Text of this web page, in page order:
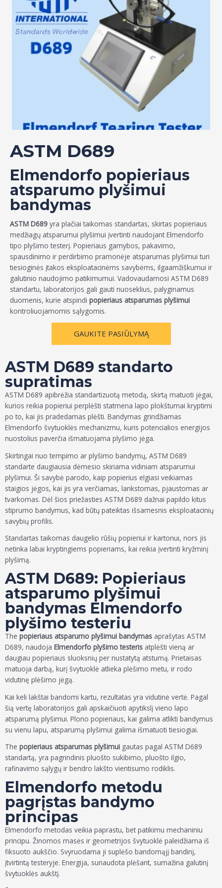
ASTM D689
Elmendorfo popieriaus
atsparumo plyšimui
bandymas
ASTM D689 yra plačiai taikomas standartas, skirtas popieriaus
medžiagų atsparumui plyšimui įvertinti naudojant Elmendorfo
tipo plyšimo testerį. Popieriaus gamybos, pakavimo,
spausdinimo ir perdirbimo pramonėje atsparumas plyšimui turi
tiesioginės įtakos eksploatacinėms savybėms, ilgaamžiškumui ir
galutinio naudojimo patikimumui. Vadovaudamosi ASTM D689
standartu, laboratorijos gali gauti nuoseklius, palyginamus
duomenis, kurie atspindi popieriaus atsparumas plyšimui
kontroliuojamomis sąlygomis.
GAUKITE PASIŪLYMĄ
ASTM D689 standarto
supratimas
ASTM D689 apibrėžia standartizuotą metodą, skirtą matuoti jėgai,
kurios reikia popieriui perplėšti statmena lapo plokštumai kryptimi
po to, kai jis pradedamas plėšti. Bandymas grindžiamas
Elmendorfo švytuoklės mechanizmu, kuris potencialios energijos
nuostolius paverčia išmatuojama plyšimo jėga.
Skirtingai nuo tempimo ar plyšimo bandymų, ASTM D689
standarte daugiausia dėmesio skiriama vidiniam atsparumui
plyšimui. Ši savybė parodo, kaip popierius elgiasi veikiamas
staigios jėgos, kai jis yra verčiamas, lankstomas, pjaustomas ar
tvarkomas. Dėl šios priežasties ASTM D689 dažnai papildo kitus
stiprumo bandymus, kad būtų pateiktas išsamesnis eksploatacinių
savybių profilis.
Standartas taikomas daugelio rūšių popieriui ir kartonui, nors jis
netinka labai kryptingiems popieriams, kai reikia įvertinti kryžminį
plyšimą.
ASTM D689: Popieriaus
atsparumo plyšimui
bandymas Elmendorfo
plyšimo testeriu
The popieriaus atsparumo plyšimui bandymas aprašytas ASTM
D689, naudoja Elmendorfo plyšimo testeris atplėšti vieną ar
daugiau popieriaus sluoksnių per nustatytą atstumą. Prietaisas
matuoja darbą, kurį švytuoklė atlieka plėšimo metu, ir rodo
vidutinę plėšimo jėgą.
Kai keli lakštai bandomi kartu, rezultatas yra vidutinė vertė. Pagal
šią vertę laboratorijos gali apskaičiuoti apytikslį vieno lapo
atsparumą plyšimui. Plono popieriaus, kai galima atlikti bandymus
su vienu lapu, atsparumą plyšimui galima išmatuoti tiesiogiai.
The popieriaus atsparumas plyšimui gautas pagal ASTM D689
standartą, yra pagrindinis pluošto sukibimo, pluošto ilgio,
rafinavimo sąlygų ir bendro lakšto vientisumo rodiklis.
Elmendorfo metodu
pagrįstas bandymo
principas
Elmendorfo metodas veikia paprastu, bet patikimu mechaniniu
principu. Žinomos masės ir geometrijos švytuoklė paleidžiama iš
fiksuoto aukščio. Svyruodama ji suplėšo bandomąjį bandinį,
įtvirtintą testeryje. Energija, sunaudota plėšant, sumažina galutinį
švytuoklės aukštį.